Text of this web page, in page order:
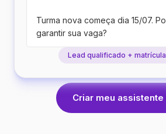
Turma nova começa dia 15/07.
garantir sua vaga?
Lead qualificado +
Criar meu assistente